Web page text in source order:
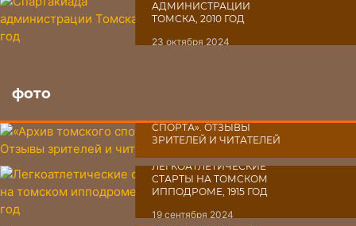
АДМИНИСТРАЦИИ
ТОМСКА, 2010 ГОД
23 октября 2024
фото
СПОРТА». ОТЗЫВЫ
ЗРИТЕЛЕЙ И ЧИТАТЕЛЕЙ
03 октября 2024
ЛЕГКОАТЛЕТИЧЕСКИЕ
СТАРТЫ НА ТОМСКОМ
ИППОДРОМЕ, 1915 ГОД
19 сентября 2024